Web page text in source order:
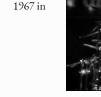
1967 in